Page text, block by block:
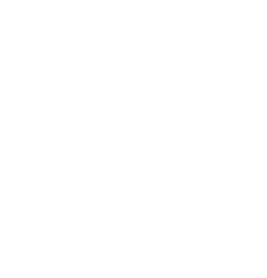
konkrétnych požiadaviek klienta).